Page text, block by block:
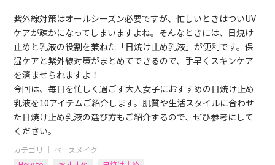
紫外線対策はオールシーズン必要ですが、忙しいときはついUV
ケアが疎かになってしまいますよね。そんなときには、日焼け
止めと乳液の役割を兼ねた「日焼け止め乳液」が便利です。保
湿ケアと紫外線対策がまとめてできるので、手早くスキンケア
を済ませられますよ！
今回は、毎日を忙しく過ごす大人女子におすすめの日焼け止め
乳液を10アイテムご紹介します。肌質や生活スタイルに合わせ
た日焼け止め乳液の選び方もご紹介するので、ぜひ参考にして
ください。
カテゴリ ｜ ベースメイク